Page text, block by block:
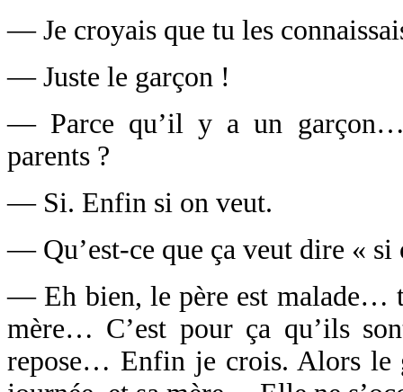
— Je croyais que tu les
— Juste le garçon !
— Parce qu’il y a un garçon…
parents ?
— Si. Enfin si on veut.
— Qu’est-ce que ça veut dire « si
— Eh bien, le père est malade…
mère… C’est pour ça qu’ils
repose… Enfin je crois. Alors le